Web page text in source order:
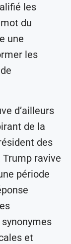
les
du
une
les
d’ailleurs
de la
des
Trump ravive
période
et